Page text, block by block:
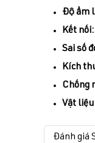
Độ ẩm
Kết nối:
Sai số
Kích
Chống
Vật liệu
Đánh giá